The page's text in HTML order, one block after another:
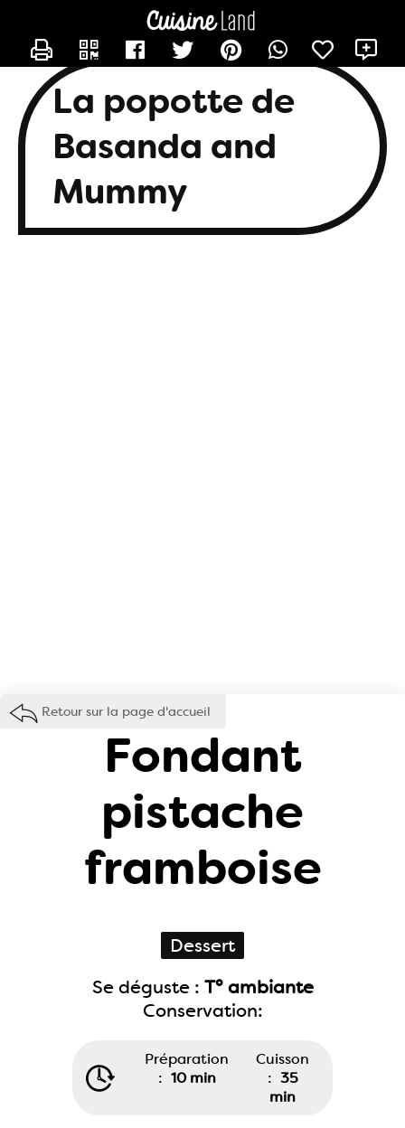
La popotte de
Basanda and
Mummy
Retour sur la page d'accueil
Fondant
pistache
framboise
Dessert
Se déguste : T° ambiante
Conservation:
Préparation
: 10 min
Cuisson
: 35
min
CONTACTER BASANDA